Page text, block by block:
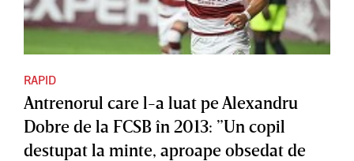
RAPID
Antrenorul care l-a luat pe Alexandru
Dobre de la FCSB în 2013: ”Un copil
destupat la minte, aproape obsedat de